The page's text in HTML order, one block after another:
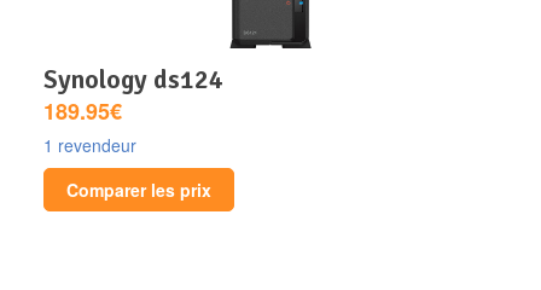
synology ds124
189.95€
1 revendeur
Comparer les prix